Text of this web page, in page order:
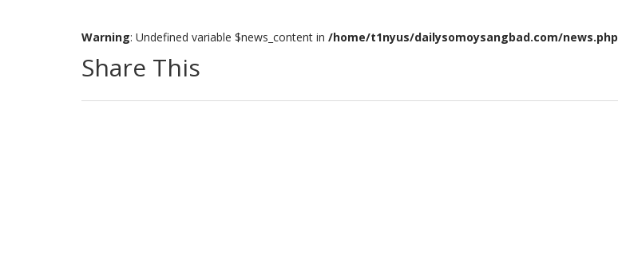
Warning: Undefined variable $news_content in /home/t1nyus/dailysomoysangbad.com/news.php
Share This